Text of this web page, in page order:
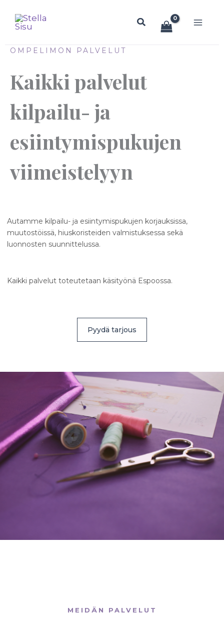
sisältöön
Hae
OMPELIMON PALVELUT
Kaikki palvelut
kilpailu- ja
esiintymispukujen
viimeistelyyn
Autamme kilpailu- ja esiintymispukujen korjauksissa,
muutostöissä, hiuskoristeiden valmistuksessa sekä
luonnosten suunnittelussa.
Kaikki palvelut toteutetaan käsityönä Espoossa.
Pyydä tarjous
MEIDÄN PALVELUT